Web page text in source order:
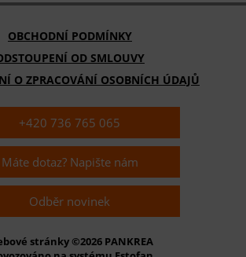
OBCHODNÍ PODMÍNKY
OD SMLOUVY
O ZPRACOVÁNÍ OSOBNÍCH ÚDAJŮ
+420 736 765 065
Máte dotaz? Napište nám
Odběr novinek
stránky ©2026 PANKREA